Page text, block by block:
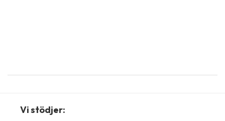
Vi stödjer: